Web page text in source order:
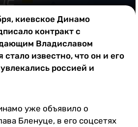
киевское Динамо
контракт с
Владиславом
известно, что он и его
россией и
уже объявило о
Бленуце, в его соцсетях